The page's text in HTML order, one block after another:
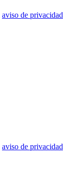
aviso de privacidad
aviso de privacidad